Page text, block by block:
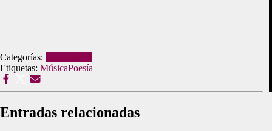
Categorías:
Etiquetas: MúsicaPoesía
Entradas relacionadas